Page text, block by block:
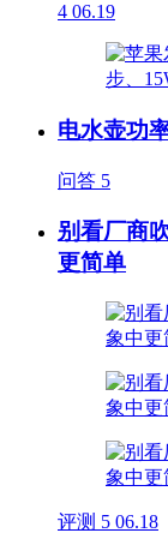
4 06.19
电水壶功
问答 5
别看厂商
更简单
评测 5 06.18